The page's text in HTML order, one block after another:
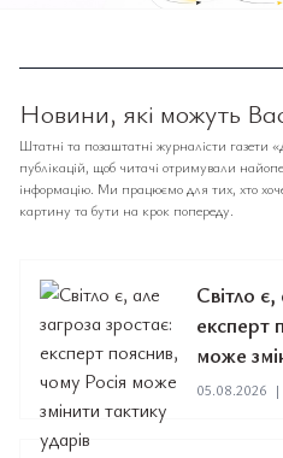
Новини, які можуть
Штатні та позаштатні журналісти газети
публікацій, щоб читачі отримували
інформацію. Ми працюємо для тих, хто
картину та бути на крок попереду.
Світло
експерт
може
05.08.2026 |